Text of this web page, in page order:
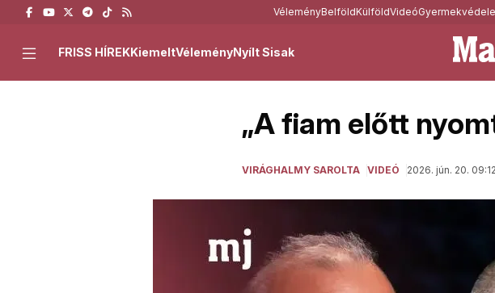
VéleményBelföldKülföldVideó
FRISS HÍREKKiemeltVéleményNyílt Sisak
„A fiam előtt
VIRÁGHALMY SAROLTA VIDEÓ 2026. jún. 20. 09:12